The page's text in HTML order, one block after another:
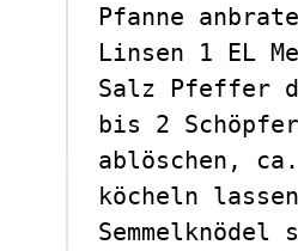
Pfanne
Linsen 1 EL
Salz Pfeffer
bis 2
ablöschen,
köcheln